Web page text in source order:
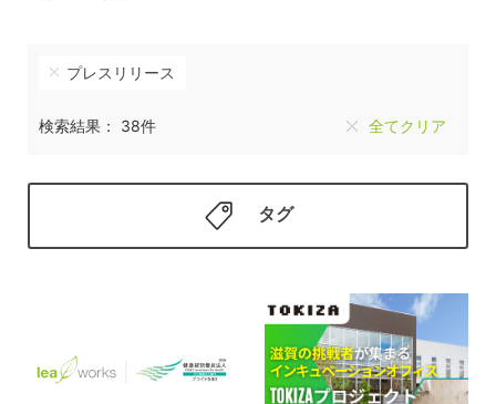
プレスリリース
検索結果： 38件 全てクリア
タグ